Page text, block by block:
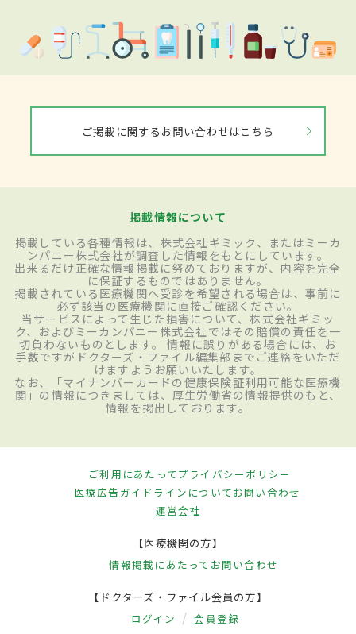
ご掲載に関するお問い合わせはこちら
掲載情報について
掲載している各種情報は、株式会社ギミック、またはミーカ
ンパニー株式会社が調査した情報をもとにしています。
出来るだけ正確な情報掲載に努めておりますが、内容を完全
に保証するものではありません。
掲載されている医療機関へ受診を希望される場合は、事前に
必ず該当の医療機関に直接ご確認ください。
当サービスによって生じた損害について、株式会社ギミッ
ク、およびミーカンパニー株式会社ではその賠償の責任を一
切負わないものとします。 情報に誤りがある場合には、お
手数ですがドクターズ・ファイル編集部までご連絡をいただ
けますようお願いいたします。
なお、「マイナンバーカードの健康保険証利用可能な医療機
関」の情報につきましては、厚生労働省の情報提供のもと、
情報を掲出しております。
ご利用にあたってプライバシーポリシー
医療広告ガイドラインについてお問い合わせ
運営会社
【医療機関の方】
情報掲載にあたって お問い合わせ
【ドクターズ・ファイル会員の方】
ログイン 会員登録